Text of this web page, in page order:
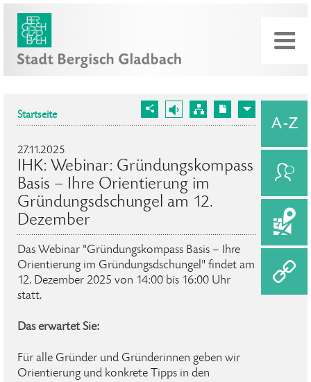
Startseite
27.11.2025
IHK: Webinar: Gründungskompass
Basis – Ihre Orientierung im
Gründungsdschungel am 12.
Dezember
Das Webinar "Gründungskompass Basis – Ihre
Orientierung im Gründungsdschungel" findet am
12. Dezember 2025 von 14:00 bis 16:00 Uhr
statt.
Das erwartet Sie:
Für alle Gründer und Gründerinnen geben wir
Orientierung und konkrete Tipps in den